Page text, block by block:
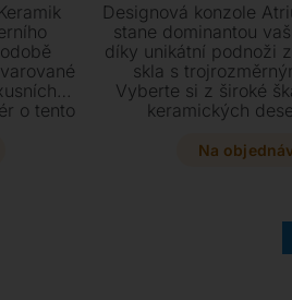
o tento
Designová konzole
stane dominantou
díky unikátní podnoži
skla s
Vyberte si z široké
keramických
dokonalé sladění s
Na